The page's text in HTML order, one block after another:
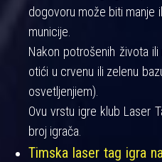
dogovoru može biti manje
municije.
Nakon potrošenih života
otići u crvenu ili zelenu
osvetljenjiem).
Ovu vrstu igre klub Laser
broj igrača.
Timska laser tag igra